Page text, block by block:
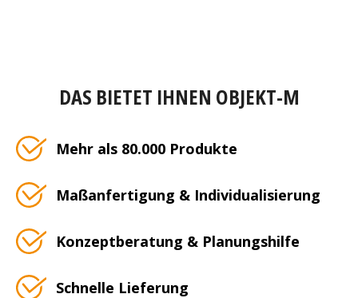
DAS BIETET IHNEN OBJEKT-M
Mehr als 80.000 Produkte
Maßanfertigung & Individualisierung
Konzeptberatung & Planungshilfe
Schnelle Lieferung